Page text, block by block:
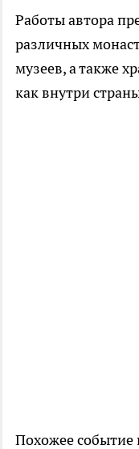
Работы автора
различных
музеев, а также
как внутри
Похожее событие